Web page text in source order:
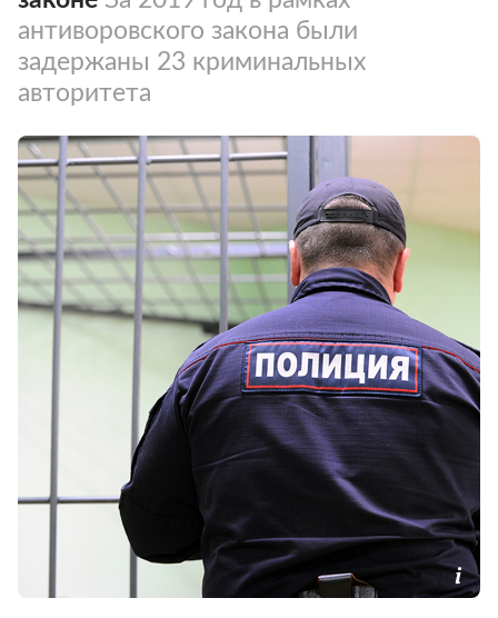
антиворовского закона были
задержаны 23 криминальных
авторитета